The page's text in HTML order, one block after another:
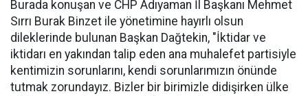
Burada konuşan ve CHP Adıyaman İl Başkanı Mehmet
Sırrı Burak Binzet ile yönetimine hayırlı olsun
dileklerinde bulunan Başkan Dağtekin, "İktidar ve
iktidarı en yakından talip eden ana muhalefet partisiyle
kentimizin sorunlarını, kendi sorunlarımızın önünde
tutmak zorundayız. Bizler bir birimizle didişirken ülke